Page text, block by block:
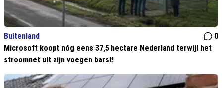
Buitenland
0
Microsoft koopt nóg eens 37,5 hectare Nederland terwijl het
stroomnet uit zijn voegen barst!